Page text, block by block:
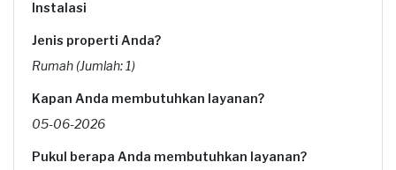
Instalasi
Jenis properti Anda?
Rumah (Jumlah: 1)
Kapan Anda membutuhkan layanan?
05-06-2026
Pukul berapa Anda membutuhkan layanan?